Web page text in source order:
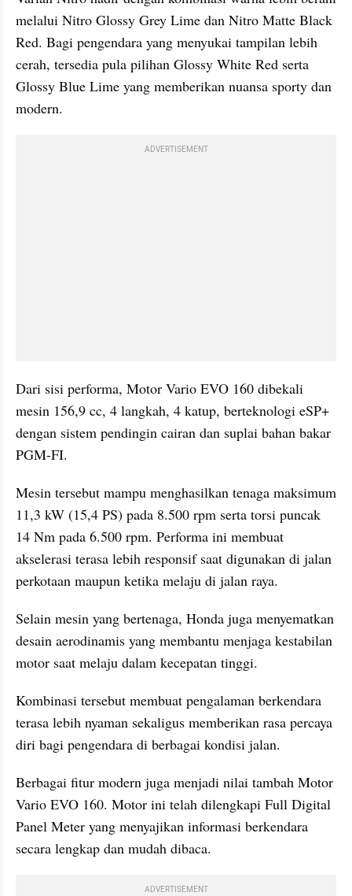
melalui Nitro Glossy Grey Lime dan Nitro Matte Black
Red. Bagi pengendara yang menyukai tampilan lebih
cerah, tersedia pula pilihan Glossy White Red serta
Glossy Blue Lime yang memberikan nuansa sporty dan
modern.
ADVERTISEMENT
Dari sisi performa, Motor Vario EVO 160 dibekali
mesin 156,9 cc, 4 langkah, 4 katup, berteknologi eSP+
dengan sistem pendingin cairan dan suplai bahan bakar
PGM-FI.
Mesin tersebut mampu menghasilkan tenaga maksimum
11,3 kW (15,4 PS) pada 8.500 rpm serta torsi puncak
14 Nm pada 6.500 rpm. Performa ini membuat
akselerasi terasa lebih responsif saat digunakan di jalan
perkotaan maupun ketika melaju di jalan raya.
Selain mesin yang bertenaga, Honda juga menyematkan
desain aerodinamis yang membantu menjaga kestabilan
motor saat melaju dalam kecepatan tinggi.
Kombinasi tersebut membuat pengalaman berkendara
terasa lebih nyaman sekaligus memberikan rasa percaya
diri bagi pengendara di berbagai kondisi jalan.
Berbagai fitur modern juga menjadi nilai tambah Motor
Vario EVO 160. Motor ini telah dilengkapi Full Digital
Panel Meter yang menyajikan informasi berkendara
secara lengkap dan mudah dibaca.
ADVERTISEMENT